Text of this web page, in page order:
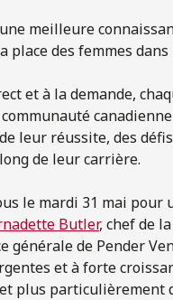
meilleure
place des femmes
et à la demande,
leur réussite, des
de leur carrière.
le mardi 31 mai pour
Butler, chef de
générale de Pender
et à forte
plus particulièrement